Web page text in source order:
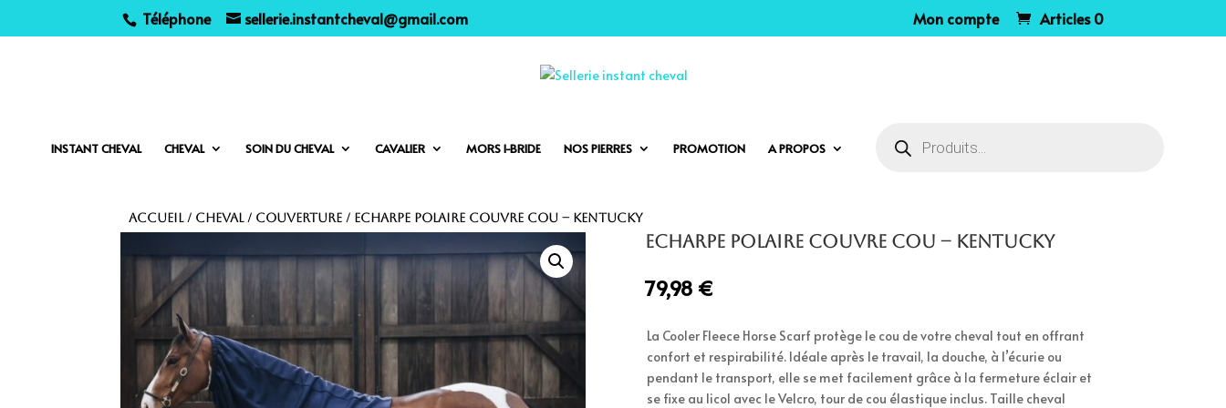
Téléphone sellerie.instantcheval@gmail.com Mon compte Articles 0
INSTANT CHEVAL CHEVAL SOIN DU CHEVAL CAVALIER MORS I-BRIDE NOS PIERRES PROMOTION A PROPOS produits
Accueil/ Cheval/ Couverture / Echarpe polaire couvre cou – Kentucky
Echarpe polaire couvre cou – Kentucky
79,98 €
La Cooler Fleece Horse Scarf protège le cou de votre cheval tout en offrant
confort et respirabilité. Idéale après le travail, la douche, à l’écurie ou
pendant le transport, elle se met facilement grâce à la fermeture éclair et
se fixe au licol avec le Velcro, tour de cou élastique inclus. Taille cheval